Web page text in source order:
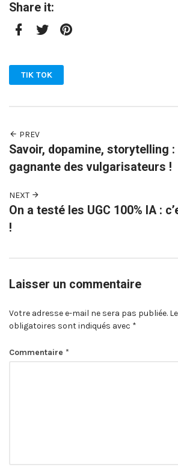
Share it:
TIK TOK
PREV
Savoir, dopamine, storytelling
gagnante des vulgarisateurs !
NEXT
On a testé les UGC 100% IA :
!
Laisser un commentaire
Votre adresse e-mail ne sera pas publiée.
obligatoires sont indiqués avec *
Commentaire *